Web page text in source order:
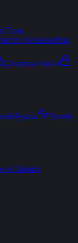
Fonu
ŞirketleriFon
Çakışma Analizi
Piyasa
Teknik
Takvimi